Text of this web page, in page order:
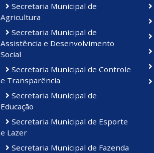
Secretaria Municipal de
Agricultura
Secretaria Municipal de
Assistência e Desenvolvimento
Social
Secretaria Municipal de Controle
e Transparência
Secretaria Municipal de
Educação
Secretaria Municipal de Esporte
e Lazer
Secretaria Municipal de Fazenda